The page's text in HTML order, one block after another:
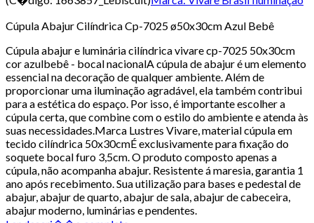
Cúpula Abajur Cilíndrica Cp-7025 ø50x30cm Azul Bebê
Cúpula abajur e luminária cilíndrica vivare cp-7025 50x30cm
cor azulbebê - bocal nacionalA cúpula de abajur é um elemento
essencial na decoração de qualquer ambiente. Além de
proporcionar uma iluminação agradável, ela também contribui
para a estética do espaço. Por isso, é importante escolher a
cúpula certa, que combine com o estilo do ambiente e atenda às
suas necessidades.Marca Lustres Vivare, material cúpula em
tecido cilíndrica 50x30cmÉ exclusivamente para fixação do
soquete bocal furo 3,5cm. O produto composto apenas a
cúpula, não acompanha abajur. Resistente á maresia, garantia 1
ano após recebimento. Sua utilização para bases e pedestal de
abajur, abajur de quarto, abajur de sala, abajur de cabeceira,
abajur moderno, luminárias e pendentes.